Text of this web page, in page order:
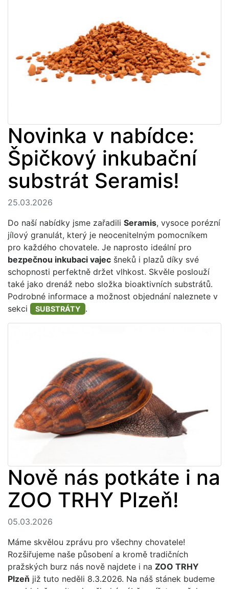
Novinka v nabídce:
Špičkový inkubační
substrát Seramis!
25.03.2026
Do naší nabídky jsme zařadili Seramis, vysoce porézní
jílový granulát, který je neocenitelným pomocníkem
pro každého chovatele. Je naprosto ideální pro
bezpečnou inkubaci vajec šneků i plazů díky své
schopnosti perfektně držet vlhkost. Skvěle poslouží
také jako drenáž nebo složka bioaktivních substrátů.
Podrobné informace a možnost objednání naleznete v
sekci
SUBSTRÁTY .
Nově nás potkáte i na
ZOO TRHY Plzeň!
05.03.2026
Máme skvělou zprávu pro všechny chovatele!
Rozšiřujeme naše působení a kromě tradičních
pražských burz nás nově najdete i na ZOO TRHY
Plzeň již tuto neděli 8.3.2026. Na náš stánek budeme